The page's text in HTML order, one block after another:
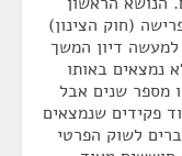
(חוק הצינון)
58ב', עמ 41, שהוא למעשה דיון המשך
נמצאים באותו
מספר שנים אבל
פקידים שנמצאים
לשוק הפרטי